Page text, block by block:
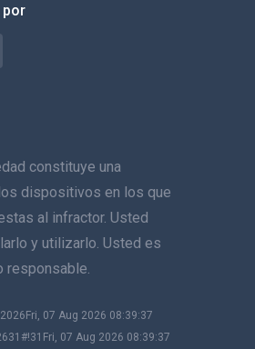
por
constituye una
dispositivos en los que
al infractor. Usted
y utilizarlo. Usted es
responsable.
07 Aug 2026 08:39:37
07 Aug 2026 08:39:37